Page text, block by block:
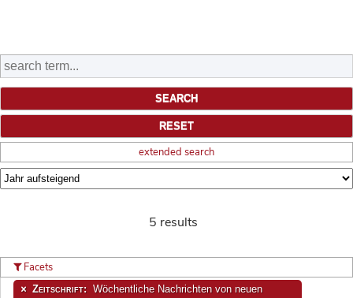
extended search
5 results
Facets
Zeitschrift:
Wöchentliche Nachrichten von neuen